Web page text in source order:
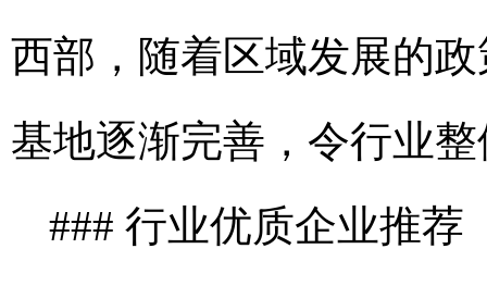
西部，随着区域发展的
基地逐渐完善，令行业
### 行业优质企业推荐